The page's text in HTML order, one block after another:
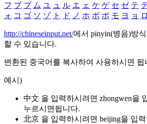
フ ブ プ ム ユ ュ ル エ ェ ケ ゲ セ ゼ テ
ォ コ ゴ ソ ゾ ト ド ノ ホ ボ ポ モ ヨ ョ ロ
http://chineseinput.net/에서 pinyin(병음)방
할 수 있습니다.
변환된 중국어를 복사하여 사용하시면 됩
예시)
中文 을 입력하시려면 zhongwen을
누르시면됩니다.
北京 을 입력하시려면 beijing을 입